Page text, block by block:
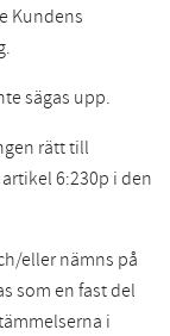
Kundens
sägas upp.
rätt till
6:230p i den
eller nämns på
som en fast del
i